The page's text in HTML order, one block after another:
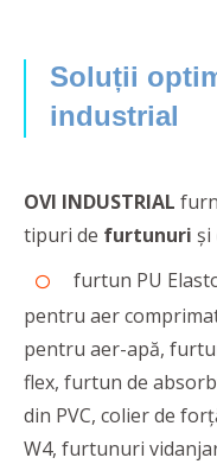
Soluții
industrial
OVI INDUSTRIAL
tipuri de furtunuri și
furtun PU
pentru aer
pentru aer-apă,
flex, furtun de
din PVC, colier de
W4, furtunuri